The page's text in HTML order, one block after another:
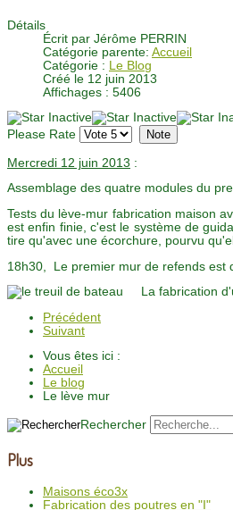
Détails
Écrit par Jérôme PERRIN
Catégorie parente: Accueil
Catégorie : Le Blog
Créé le 12 juin 2013
Affichages : 5406
Please Rate
Mercredi 12 juin 2013 :
Assemblage des quatre modules du
Tests du lève-mur fabrication maison
est enfin finie, c'est le système de
tire qu'avec une écorchure, pourvu
18h30, Le premier mur de refends est
La fabrication
Précédent
Suivant
Vous êtes ici :
Accueil
Le blog
Le lève mur
Rechercher
Plus
Maisons éco3x
Fabrication des poutres en "I"